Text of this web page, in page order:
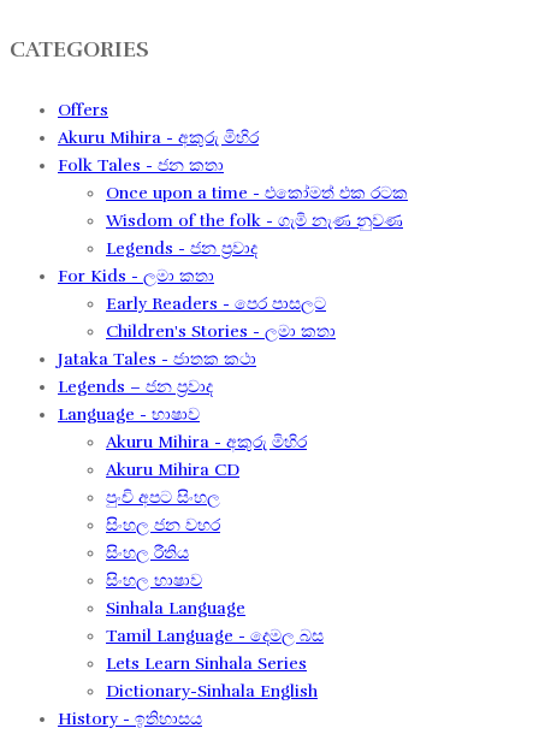
CATEGORIES
Offers
Akuru Mihira - අකුරු මිහිර
Folk Tales - ජන කතා
Once upon a time - එකෝමත් එක රටක​
Wisdom of the folk - ගැමි නැණ නුවණ​
Legends - ජන ප්‍රවාද​
For Kids - ලමා කතා
Early Readers - පෙර පාසලට
Children's Stories - ලමා කතා
Jataka Tales - ජාතක කථා
Legends – ජන ප්‍රවාද​
Language - භාෂාව
Akuru Mihira - අකුරු මිහිර​
Akuru Mihira CD
පුංචි අපට සිංහල
සිංහල ජන වහර​
සිංහල රීතිය​
සිංහල භාෂාව
Sinhala Language
Tamil Language - දෙමල බස​
Lets Learn Sinhala Series
Dictionary-Sinhala English
History - ඉතිහාසය